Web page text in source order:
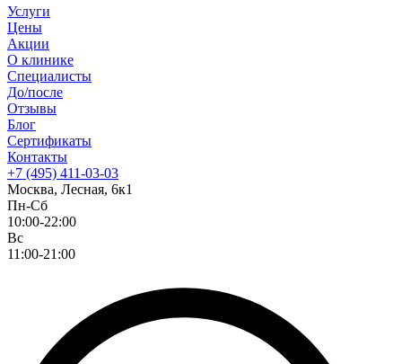
Услуги
Цены
Акции
О клинике
Специалисты
До/после
Отзывы
Блог
Сертификаты
Контакты
+7 (495) 411-03-03
Москва, Лесная, 6к1
Пн-Сб
10:00-22:00
Вс
11:00-21:00